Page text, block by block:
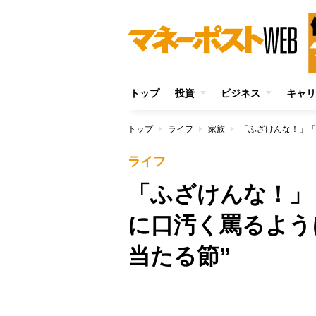
トップ 投資 ビジネス キャ
トップ ライフ 家族
ライフ
「ふざけんな！
に口汚く罵るよ
当たる節”